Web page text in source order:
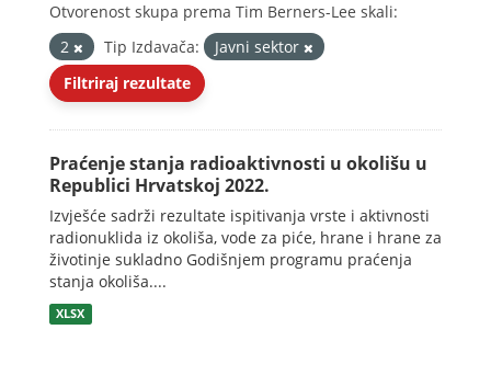
Otvorenost skupa prema Tim Berners-Lee skali:
2
Tip Izdavača:
Javni sektor
Filtriraj rezultate
Praćenje stanja radioaktivnosti u okolišu u
Republici Hrvatskoj 2022.
Izvješće sadrži rezultate ispitivanja vrste i aktivnosti
radionuklida iz okoliša, vode za piće, hrane i hrane za
životinje sukladno Godišnjem programu praćenja
stanja okoliša....
XLSX